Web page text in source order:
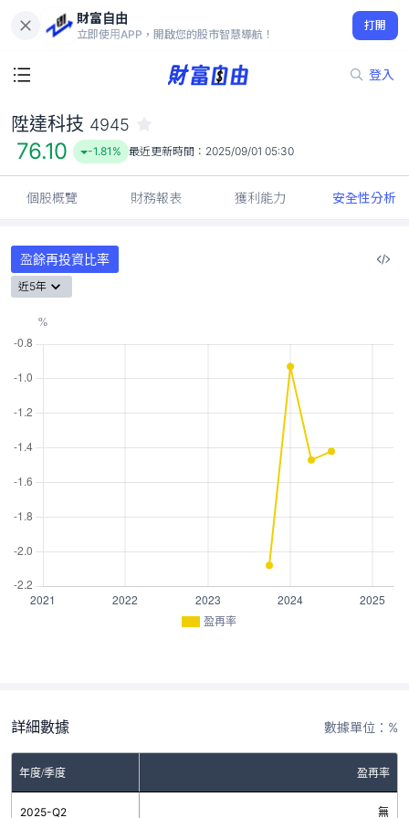
財富自由
立即使用APP，開啟您的股市智慧導航！
打開
登入
76.10
-1.81%
陞達科技 4945
76.10 -1.81% 最近更新時間： 2025/09/01 05:30
個股概覽 財務報表 獲利能力 安全性分析
盈餘再投資比率
近5年
盈再率
詳細數據 數據單位：%
年度/季度 盈再率
2025-Q2 無